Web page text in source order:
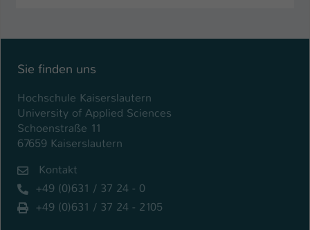
Sie finden uns
Hochschule Kaiserslautern
University of Applied Sciences
Schoenstraße 11
67659 Kaiserslautern
Kontakt
+49 (0)631 / 37 24 - 0
+49 (0)631 / 37 24 - 2105